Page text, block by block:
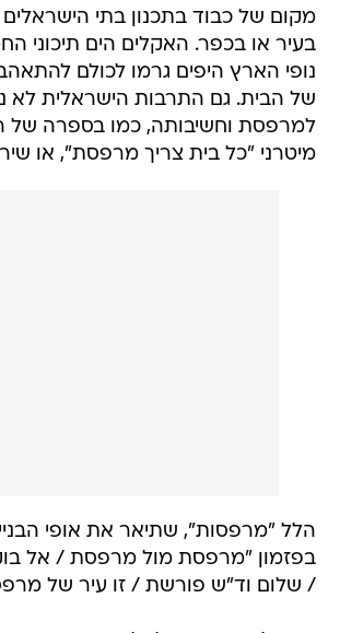
מקום של כבוד בתכנון בתי
בעיר או בכפר. האקלים הים תיכוני
נופי הארץ היפים גרמו לכולם
של הבית. גם התרבות הישראלית לא
למרפסת וחשיבותה, כמו בספרה של
מיטרני "כל בית צריך מרפסת", או
הלל "מרפסות", שתיאר את אופי
בפזמון "מרפסת מול מרפסת / אל
/ שלום וד"ש פורשת / זו עיר של